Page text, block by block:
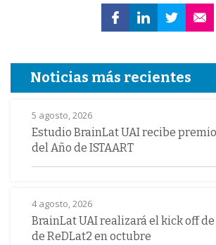
Noticias más recientes
5 agosto, 2026
Estudio BrainLat UAI recibe
del Año de ISTAART
4 agosto, 2026
BrainLat UAI realizará el kick off
de ReDLat2 en octubre